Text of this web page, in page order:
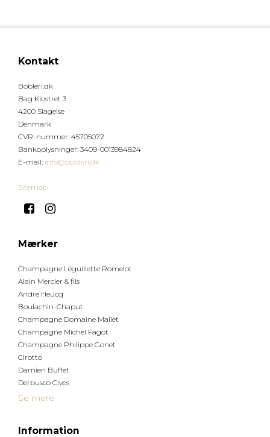
Kontakt
Bobleri.dk
Bag Klostret 3
4200 Slagelse
Denmark
CVR-nummer: 45705072
Bankoplysninger: 3409-0013984824
E-mail: info@bobleri.dk
Sitemap
Mærker
Champagne Léguillette Romelot
Alain Mercier & fils
Andre Heucq
Boulachin-Chaput
Champagne Domaine Mallet
Champagne Michel Fagot
Champagne Philippe Gonet
Cirotto
Damien Buffet
Derbusco Cives
Se mere
Information